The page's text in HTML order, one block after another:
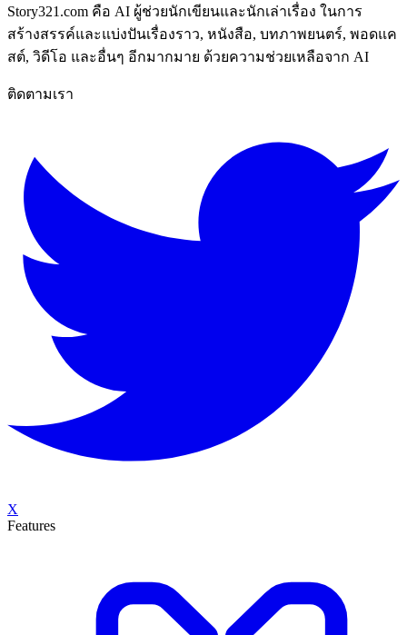
Story321.com คือ AI ผู้ช่วยนักเขียนและนักเล่าเรื่อง ในการ
สร้างสรรค์และแบ่งปันเรื่องราว, หนังสือ, บทภาพยนตร์, พอดแค
สต์, วิดีโอ และอื่นๆ อีกมากมาย ด้วยความช่วยเหลือจาก AI
ติดตามเรา
X
Features